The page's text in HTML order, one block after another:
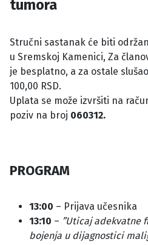
tumora
Stručni sastanak će biti
u Sremskoj Kamenici, Za
je besplatno, a za ostale
100,00 RSD.
Uplata se može izvršiti na
poziv na broj 060312.
PROGRAM
13:00 – Prijava učesnika
13:10 – ”Uticaj adekvatne
bojenja u dijagnostici